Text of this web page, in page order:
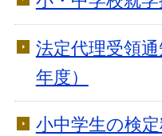
法定代理受領
年度）
小中学生の検